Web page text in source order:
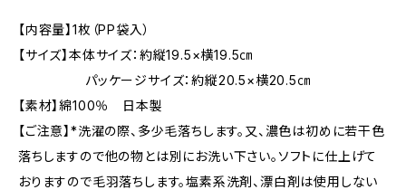
【内容量】1枚（PP袋入）
【サイズ】本体サイズ：約縦19.5×横19.5㎝
パッケージサイズ：約縦20.5×横20.5㎝
【素材】綿100％ 日本製
【ご注意】*洗濯の際、多少毛落ちします。又、濃色は初めに若干色
落ちしますので他の物とは別にお洗い下さい。ソフトに仕上げて
おりますので毛羽落ちします。塩素系洗剤、漂白剤は使用しない